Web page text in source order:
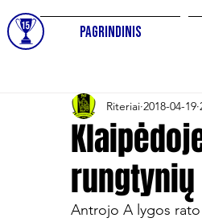
Pagrindinis
Riteriai 2018-04-19
Antrojo A lygos